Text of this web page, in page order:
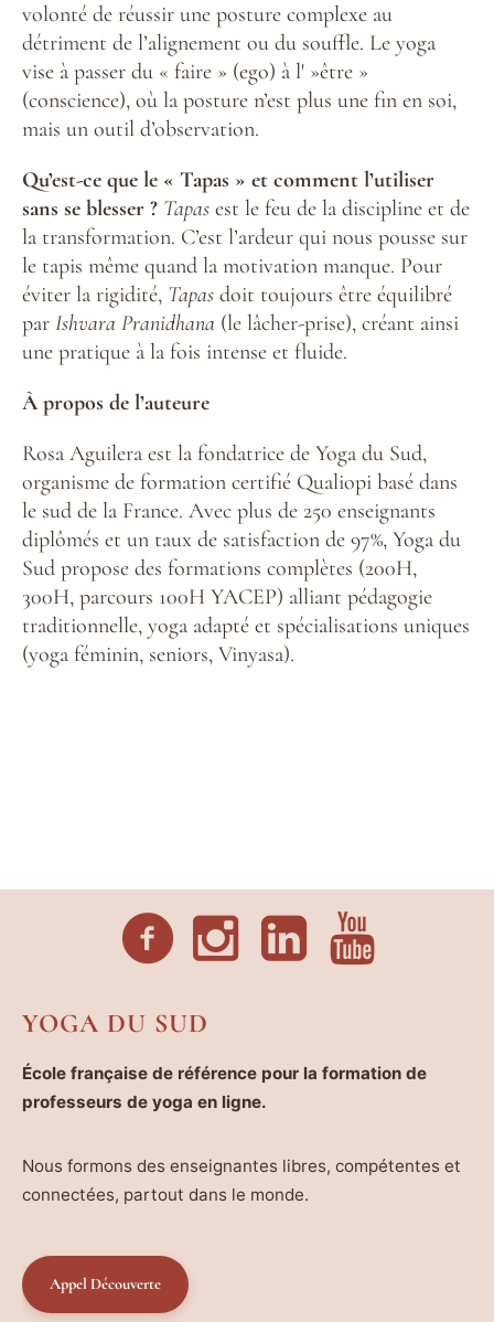
volonté de réussir une posture complexe au
détriment de l’alignement ou du souffle. Le yoga
vise à passer du « faire » (ego) à l' »être »
(conscience), où la posture n’est plus une fin en soi,
mais un outil d’observation.
Qu’est-ce que le « Tapas » et comment l’utiliser
sans se blesser ? Tapas est le feu de la discipline et de
la transformation. C’est l’ardeur qui nous pousse sur
le tapis même quand la motivation manque. Pour
éviter la rigidité, Tapas doit toujours être équilibré
parIshvara Pranidhana (le lâcher-prise), créant ainsi
une pratique à la fois intense et fluide.
À propos de l’auteure
Rosa Aguilera est la fondatrice de Yoga du Sud,
organisme de formation certifié Qualiopi basé dans
le sud de la France. Avec plus de 250 enseignants
diplômés et un taux de satisfaction de 97%, Yoga du
Sud propose des formations complètes (200H,
300H, parcours 100H YACEP) alliant pédagogie
traditionnelle, yoga adapté et spécialisations uniques
(yoga féminin, seniors, Vinyasa).
YOGA DU SUD
École française de référence pour la formation de
professeurs de yoga en ligne.
Nous formons des enseignantes libres, compétentes et
connectées, partout dans le monde.
Appel Découverte